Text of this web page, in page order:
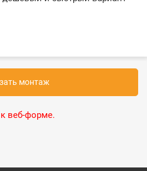
монтаж
веб-форме.